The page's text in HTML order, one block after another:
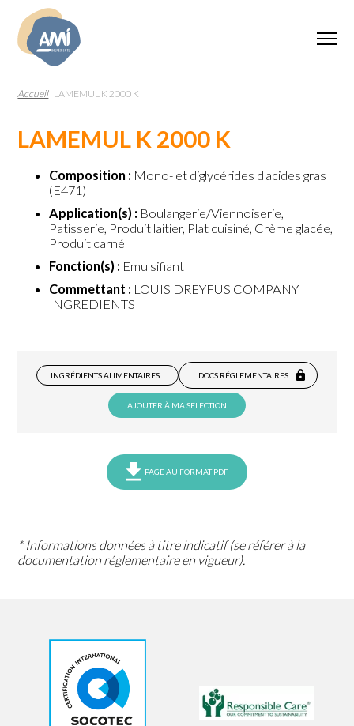
Accueil| LAMEMUL K 2000 K
LAMEMUL K 2000 K
Composition : Mono- et diglycérides d'acides gras
(E471)
Application(s) : Boulangerie/Viennoiserie,
Patisserie, Produit laitier, Plat cuisiné, Crème glacée,
Produit carné
Fonction(s) : Emulsifiant
Commettant : LOUIS DREYFUS COMPANY
INGREDIENTS
INGRÉDIENTS ALIMENTAIRES DOCS RÉGLEMENTAIRES
AJOUTER À MA SELECTION
PAGE AU FORMAT PDF
* Informations données à titre indicatif (se référer à la
documentation réglementaire en vigueur).